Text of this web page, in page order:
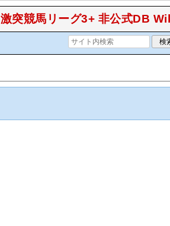
激突競馬リーグ3+ 非公式DB